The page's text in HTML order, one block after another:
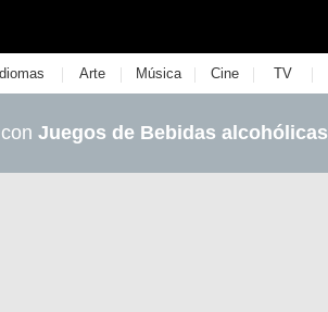
Idiomas | Arte | Música | Cine | TV |
Juegos de Bebidas alcohólicas